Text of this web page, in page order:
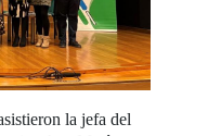
la jefa del